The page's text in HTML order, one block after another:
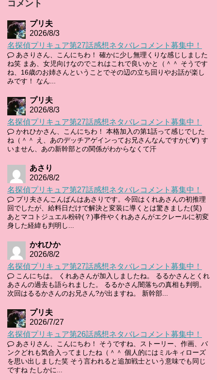
コメント
プリ夫
2026/8/3
名探偵プリキュア第27話感想ネタバレコメント募集中！
あさりさん、こんにちわ！ 確かに少し無理くりな感じしました
ね笑 まあ、女児向けなのでこれはこれで良いかと（＾＾ そうです
ね、16歳のお姉さんということでその辺の立ち回りやお話が楽し
みです！ なん...
プリ夫
2026/8/3
名探偵プリキュア第27話感想ネタバレコメント募集中！
かれひかさん、こんにちわ！ 本格加入の第1話って感じでした
ね（＾＾ え、あのデッチアゲインってお兄さんなんですか(;'∀') す
いません、あの新幹部との関係がわからなくて汗
あさり
2026/8/2
名探偵プリキュア第27話感想ネタバレコメント募集中！
プリ夫さんこんばんはあさりです。今回はくれあさんの初推理
回でしたが、給料日だけで解決と変装に導くとは驚きました(笑)
あとマコトジュエル粉砕(？)事件やくれあさんがエクレールに初変
身した経緯も判明し...
かれひか
2026/8/2
名探偵プリキュア第27話感想ネタバレコメント募集中！
こんにちは。 くれあさんが加入しましたね。 るるかさんとくれ
あさんの過去も語られました。 るるかさん闇落ちの真相も判明。
次回はるるかさんのお兄さん?が出ますね。 新幹部...
プリ夫
2026/7/27
名探偵プリキュア第26話感想ネタバレコメント募集中！
あさりさん、こんにちわ！ そうですね、ストーリー、作画、バ
ンクどれも気合入ってましたね（＾＾ 個人的にはミルキィローズ
を思い出しました笑 そう言われると追加戦士という意味でも同じ
ですね たしかに...